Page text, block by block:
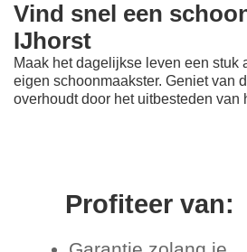
Vind snel een
IJhorst
Maak het dagelijkse leven een stuk
eigen schoonmaakster. Geniet van
overhoudt door het uitbesteden van
Profiteer van: